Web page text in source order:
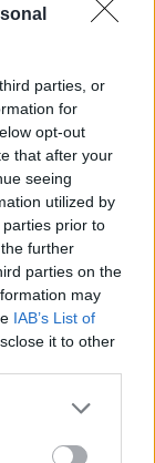
parties, or
for
opt-out
that after your
seeing
utilized by
prior to
further
parties on the
may
IAB’s List of
it to other
more Google
may click to